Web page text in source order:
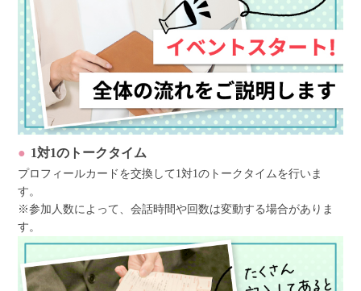
1対1のトークタイム
プロフィールカードを交換して1対1のトークタイムを行いま
す。
※参加人数によって、会話時間や回数は変動する場合がありま
す。